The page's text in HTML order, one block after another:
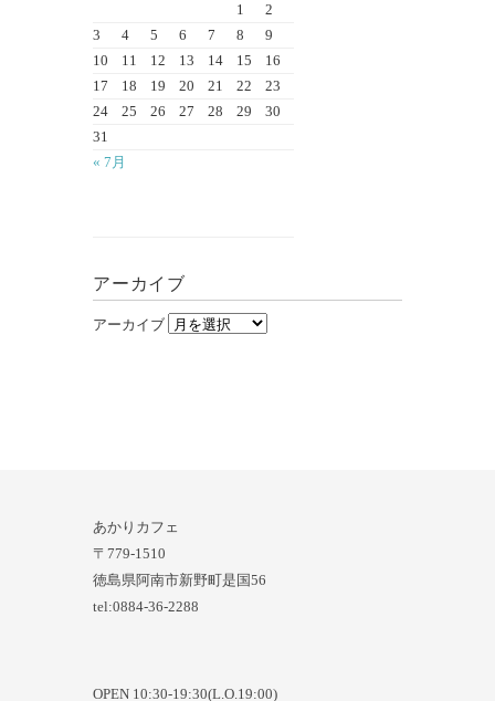
« 7月
1
2
3
4 5 6 7 8
9
10
11 12 13 14 15
16
17
18 19 20 21 22
23
24
25 26 27 28 29
30
31
アーカイブ
アーカイブ
あかりカフェ
〒779-1510
徳島県阿南市新野町是国56
tel:0884-36-2288
OPEN 10:30-19:30(L.O.19:00)